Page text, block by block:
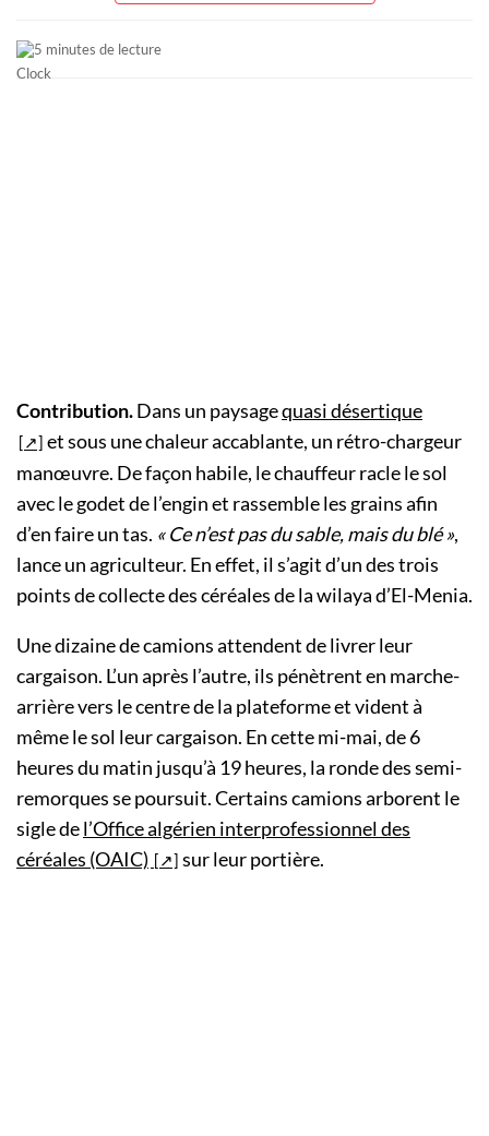
5 minutes de lecture
Contribution.Dans un paysagequasi désertique
et sous une chaleur accablante, un rétro-chargeur
manœuvre. De façon habile, le chauffeur racle le sol
avec le godet de l’engin et rassemble les grains afin
d’en faire un tas. « Ce n’est pas du sable, mais du blé »,
lance un agriculteur. En effet, il s’agit d’un des trois
points de collecte des céréales de la wilaya d’El-Menia.
Une dizaine de camions attendent de livrer leur
cargaison. L’un après l’autre, ils pénètrent en marche-
arrière vers le centre de la plateforme et vident à
même le sol leur cargaison. En cette mi-mai, de 6
heures du matin jusqu’à 19 heures, la ronde des semi-
remorques se poursuit. Certains camions arborent le
sigle del’Office algérien interprofessionnel des
céréales (OAIC)
sur leur portière.